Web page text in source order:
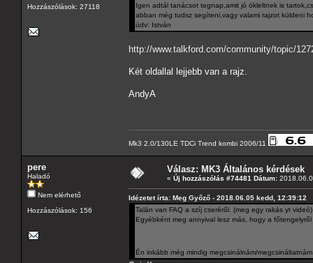
Hozzászólások: 27118
Igen adtál tanácsot tegnap,amit jó ökleltnek is
abban még tudsz segíteni,vagy valami rajzot küldeni
üdv: István
http://www.talkford.com/community/topic/
Két oldallal lejjebb van a rajz.
AndyA
Mk3 2.0/130LE TDCi Trend kombi 2006/11
pere
Haladó
Nem elérhető
Hozzászólások: 156
Válasz: MK3 Általános kérdések
« Új hozzászólás #74481 Dátum:
Idézetet írta: Meg Győző - 2018.06.05 kedd, 12:39:12
Talán van FAQ a szíj cseréről. (meg egy rakás yt videó)
Egyébként meg annyival lesz más, hogy a
Én inkább még mindig megcsinálnám/